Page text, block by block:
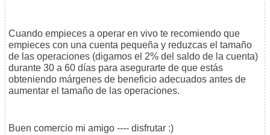
Cuando empieces a operar en vivo te recomiendo que
empieces con una cuenta pequeña y reduzcas el tamaño
de las operaciones (digamos el 2% del saldo de la cuenta)
durante 30 a 60 días para asegurarte de que estás
obteniendo márgenes de beneficio adecuados antes de
aumentar el tamaño de las operaciones.
Buen comercio mi amigo ---- disfrutar :)